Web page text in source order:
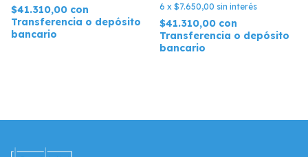
$41.310,00 con
Transferencia o depósito
bancario
6 x $7.650,00 sin interés
$41.310,00 con
Transferencia o depósito
bancario